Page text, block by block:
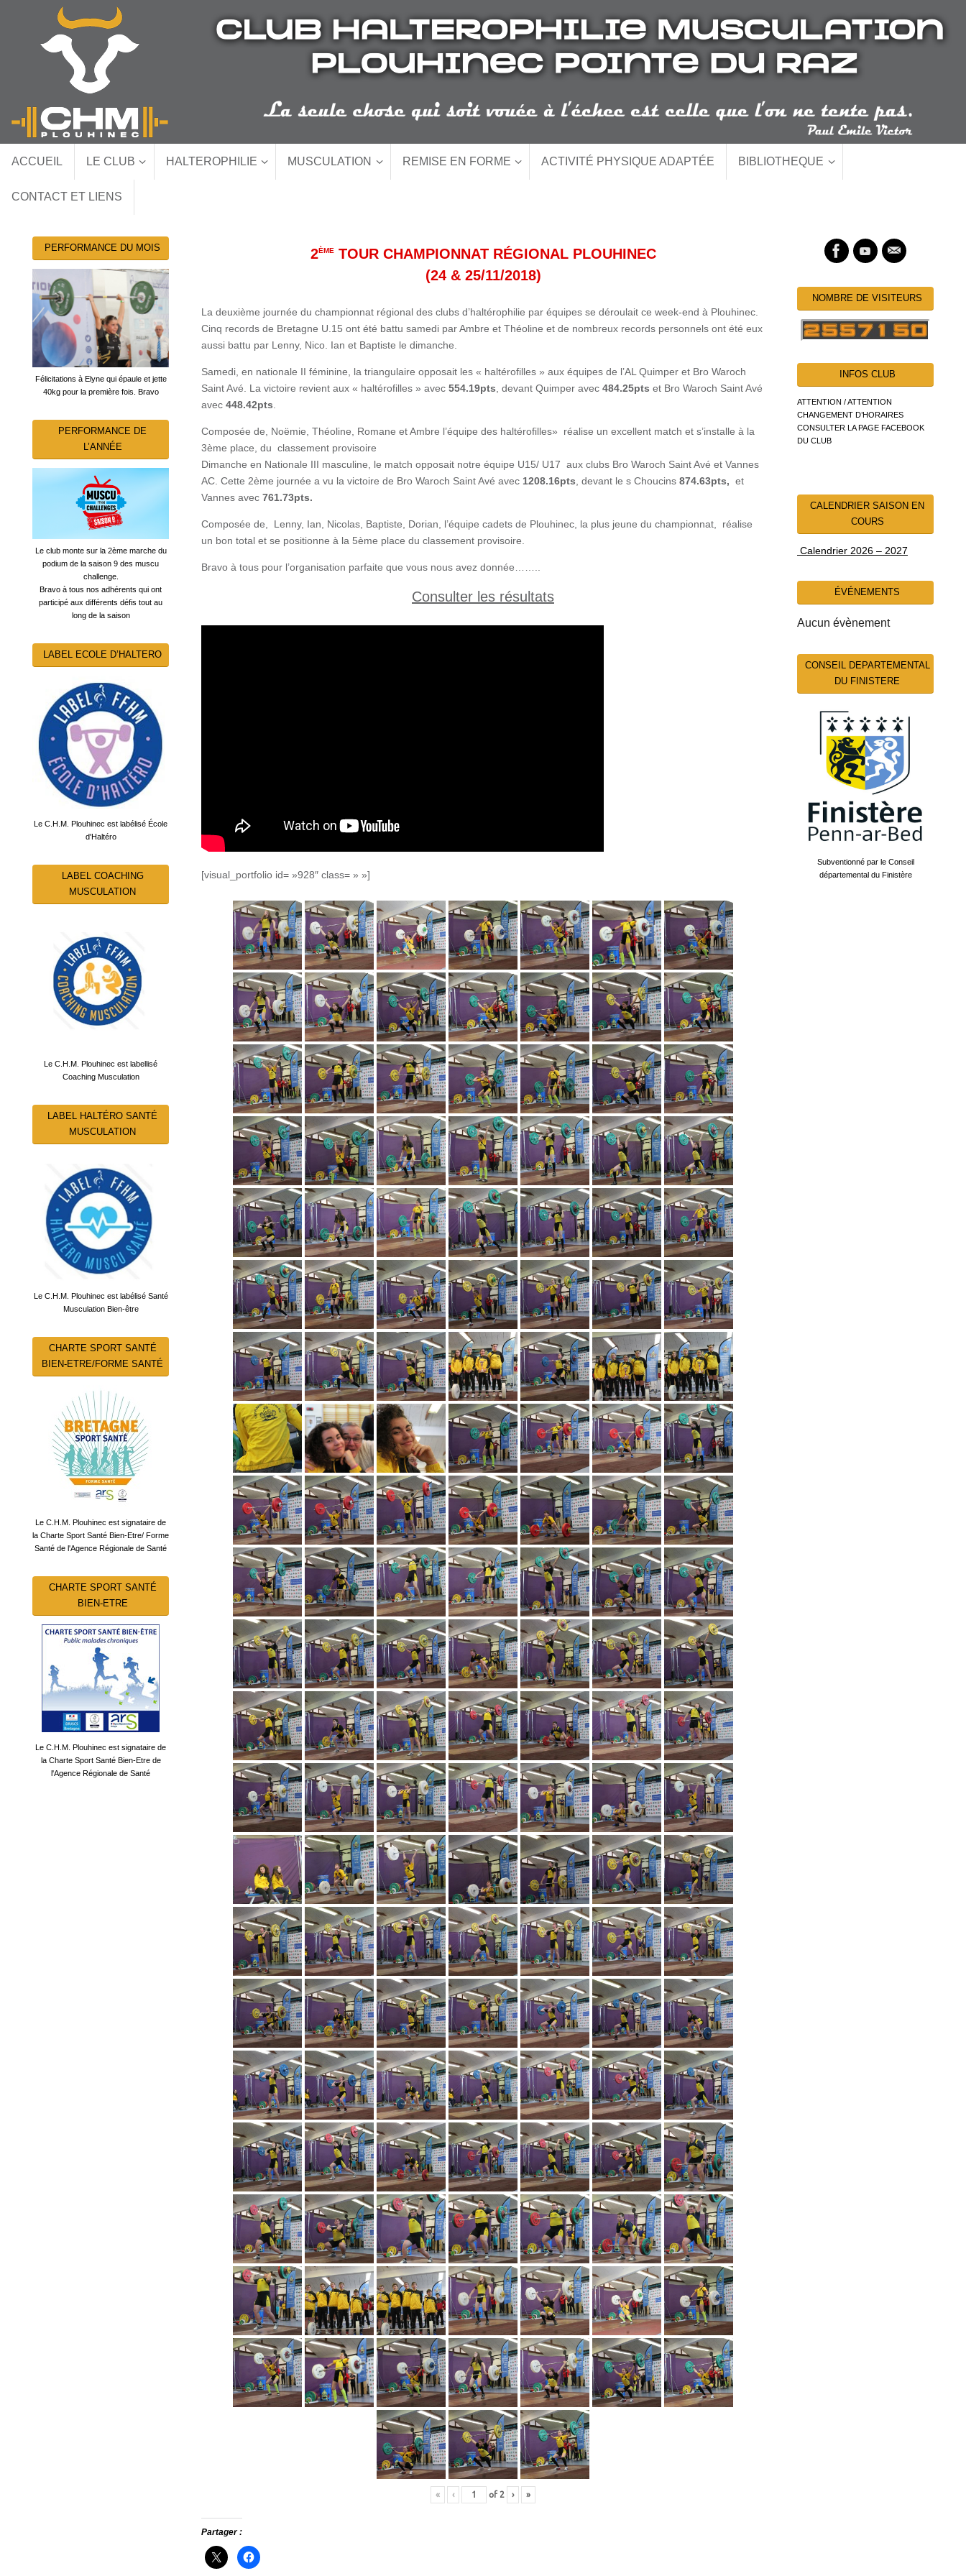
ACCUEIL LE CLUB HALTEROPHILIE MUSCULATION REMISE EN FORME ACTIVITÉ PHYSIQUE ADAPTÉE BIBLIOTHEQUE
CONTACT ET LIENS
2ÈMETOUR CHAMPIONNAT RÉGIONAL PLOUHINEC
(24 & 25/11/2018)
La deuxième journée du championnat régional des clubs d’haltérophilie par équipes se déroulait ce week-end à Plouhinec.
Cinq records de Bretagne U.15 ont été battu samedi par Ambre et Théoline et de nombreux records personnels ont été eux
aussi battu par Lenny, Nico. Ian et Baptiste le dimanche.
Samedi, en nationale II féminine, la triangulaire opposait les « haltérofilles » aux équipes de l’AL Quimper et Bro Waroch
Saint Avé. La victoire revient aux « haltérofilles » avec 554.19pts , devant Quimper avec 484.25pts et Bro Waroch Saint Avé
avec 448.42pts
Composée de, Noëmie, Théoline, Romane et Ambre l’équipe des haltérofilles» réalise un excellent match et s’installe à la
3ème place, du classement provisoire
Dimanche en Nationale III masculine, le match opposait notre équipe U15/ U17 aux clubs Bro Waroch Saint Avé et Vannes
AC. Cette 2ème journée a vu la victoire de Bro Waroch Saint Avé avec 1208.16pts , devant le s Choucins 874.63pts, et
Vannes avec 761.73pts.
Composée de, Lenny, Ian, Nicolas, Baptiste, Dorian, l’équipe cadets de Plouhinec, la plus jeune du championnat, réalise
un bon total et se positionne à la 5ème place du classement provisoire.
Bravo à tous pour l’organisation parfaite que vous nous avez donnée……..
Consulter les résultats
[visual_portfolio id= »928″ class= » »]
« ‹ of2 › »
Partager :
PERFORMANCE DU MOIS
Félicitations à Elyne qui épaule et jette
40kg pour la première fois. Bravo
PERFORMANCE DE
L’ANNÉE
Le club monte sur la 2ème marche du
podium de la saison 9 des muscu
challenge.
Bravo à tous nos adhérents qui ont
participé aux différents défis tout au
long de la saison
LABEL ECOLE D’HALTERO
Le C.H.M. Plouhinec est labélisé École
d'Haltéro
LABEL COACHING
MUSCULATION
Le C.H.M. Plouhinec est labellisé
Coaching Musculation
LABEL HALTÉRO SANTÉ
MUSCULATION
Le C.H.M. Plouhinec est labélisé Santé
Musculation Bien-être
CHARTE SPORT SANTÉ
BIEN-ETRE/FORME SANTÉ
Le C.H.M. Plouhinec est signataire de
la Charte Sport Santé Bien-Etre/ Forme
Santé de l'Agence Régionale de Santé
CHARTE SPORT SANTÉ
BIEN-ETRE
Le C.H.M. Plouhinec est signataire de
la Charte Sport Santé Bien-Etre de
l'Agence Régionale de Santé
NOMBRE DE VISITEURS
INFOS CLUB
ATTENTION / ATTENTION
CHANGEMENT D’HORAIRES
CONSULTER LA PAGE FACEBOOK
DU CLUB
CALENDRIER SAISON EN
COURS
Calendrier 2026 – 2027
ÉVÉNEMENTS
Aucun évènement
CONSEIL DEPARTEMENTAL
DU FINISTERE
Subventionné par le Conseil
départemental du Finistère